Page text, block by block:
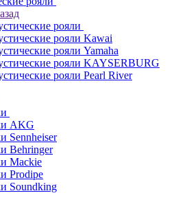
рояли
рояли Kawai
рояли Yamaha
рояли KAYSERBURG
рояли Pearl River
AKG
Sennheiser
Behringer
Mackie
Prodipe
Soundking